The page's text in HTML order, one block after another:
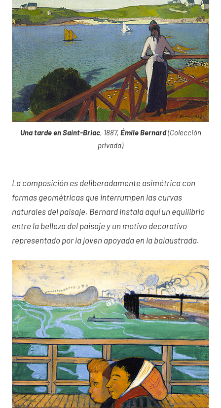
Una tarde en Saint-Briac, 1887, Émile Bernard(Colección
privada)
La composición es deliberadamente asimétrica con
formas geométricas que interrumpen las curvas
naturales del paisaje. Bernard instala aquí un equilibrio
entre la belleza del paisaje y un motivo decorativo
representado por la joven apoyada en la balaustrada.